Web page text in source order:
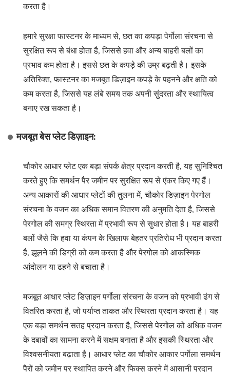
करता है।
हमारे सुरक्षा फास्टनर के माध्यम से, छत का कपड़ा पेर्गोला संरचना से
सुरक्षित रूप से बंधा होता है, जिससे हवा और अन्य बाहरी बलों का
प्रभाव कम होता है। इससे छत के कपड़े की उम्र बढ़ती है। इसके
अतिरिक्त, फास्टनर का मजबूत डिज़ाइन कपड़े के पहनने और क्षति को
कम करता है, जिससे यह लंबे समय तक अपनी सुंदरता और स्थायित्व
बनाए रख सकता है।
मजबूत बेस प्लेट डिज़ाइन:
चौकोर आधार प्लेट एक बड़ा संपर्क क्षेत्र प्रदान करती है, यह सुनिश्चित
करते हुए कि समर्थन पैर जमीन पर सुरक्षित रूप से एंकर किए गए हैं।
अन्य आकारों की आधार प्लेटों की तुलना में, चौकोर डिज़ाइन पेरगोल
संरचना के वजन का अधिक समान वितरण की अनुमति देता है, जिससे
पेरगोल की समग्र स्थिरता में प्रभावी रूप से सुधार होता है। यह बाहरी
बलों जैसे कि हवा या कंपन के खिलाफ बेहतर प्रतिरोध भी प्रदान करता
है, झूलने की डिग्री को कम करता है और पेरगोल को आकस्मिक
आंदोलन या ढहने से बचाता है।
मजबूत आधार प्लेट डिज़ाइन पर्गोला संरचना के वजन को प्रभावी ढंग से
वितरित करता है, जो पर्याप्त ताकत और स्थिरता प्रदान करता है। यह
एक बड़ा समर्थन सतह प्रदान करता है, जिससे पेरगोल को अधिक वजन
के दबावों का सामना करने में सक्षम बनाता है और इसकी स्थिरता और
विश्वसनीयता बढ़ाता है। आधार प्लेट का चौकोर आकार पर्गोला समर्थन
पैरों को जमीन पर स्थापित करने और फिक्स करने में आसानी प्रदान